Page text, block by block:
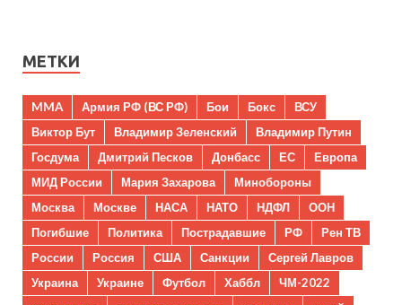
МЕТКИ
MMA Армия РФ (ВС РФ) Бои Бокс
ВСУ
Виктор Бут
Владимир Зеленский
Владимир Путин
Госдума
Дмитрий Песков Донбасс ЕС
Европа
МИД России
Мария Захарова
Минобороны
Москва
Москве НАСА НАТО НДФЛ
ООН
Погибшие
Политика Пострадавшие РФ
Рен ТВ
России
Россия США Санкции
Сергей Лавров
Украина
Украине Футбол Хаббл
ЧМ-2022